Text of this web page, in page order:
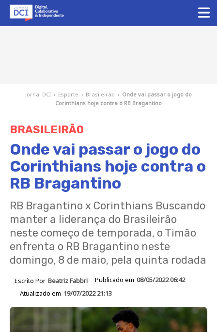
Jornal DCI › Esporte › Brasileirão › Onde vai passar o jogo do
Corinthians hoje contra o RB Bragantino
BRASILEIRÃO
Onde vai passar o jogo do
Corinthians hoje contra o
RB Bragantino
RB Bragantino x Corinthians Buscando
manter a liderança do Brasileirão
neste começo de temporada, o Timão
enfrenta o RB Bragantino neste
domingo, 8 de maio, pela quinta rodada
Escrito Por Beatriz Fabbri Publicado em 08/05/2022 06:42
Atualizado em 19/07/2022 21:13